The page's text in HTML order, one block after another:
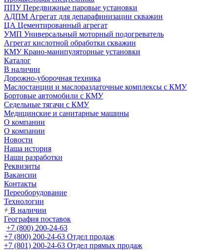
ППУ Передвижные паровые установки
АДПМ Агрегат для депарафинизации скважин
ЦА Цементированный агрегат
УМП Универсальный моторный подогреватель
Агрегат кислотной обработки скважин
КМУ Крано-манипуляторные установки
Каталог
В наличии
Дорожно-уборочная техника
Маслостанции и маслораздаточные комплексы с КМУ
Бортовые автомобили с КМУ
Седельные тягачи с КМУ
Медицинские и санитарные машины
О компании
О компании
Новости
Наша история
Наши разработки
Реквизиты
Вакансии
Контакты
Переоборудование
Технологии
В наличии
География поставок
+7 (800) 200-24-63
+7 (800) 200-24-63 Отдел продаж
+7 (801) 200-24-63 Отдел прямых продаж